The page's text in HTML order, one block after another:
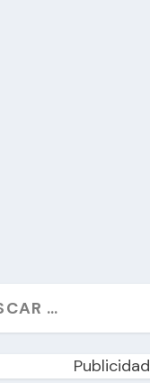
Publicidad